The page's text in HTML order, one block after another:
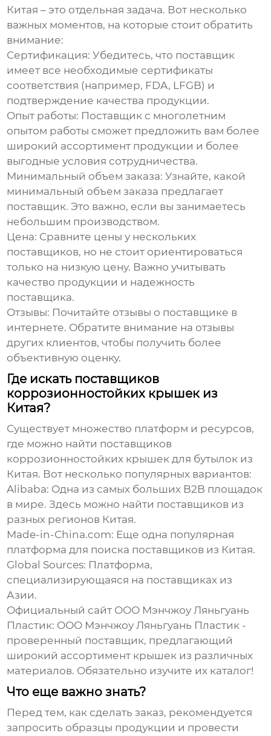
Китая – это отдельная задача. Вот несколько
важных моментов, на которые стоит обратить
внимание:
Сертификация: Убедитесь, что поставщик
имеет все необходимые сертификаты
соответствия (например, FDA, LFGB) и
подтверждение качества продукции.
Опыт работы: Поставщик с многолетним
опытом работы сможет предложить вам более
широкий ассортимент продукции и более
выгодные условия сотрудничества.
Минимальный объем заказа: Узнайте, какой
минимальный объем заказа предлагает
поставщик. Это важно, если вы занимаетесь
небольшим производством.
Цена: Сравните цены у нескольких
поставщиков, но не стоит ориентироваться
только на низкую цену. Важно учитывать
качество продукции и надежность
поставщика.
Отзывы: Почитайте отзывы о поставщике в
интернете. Обратите внимание на отзывы
других клиентов, чтобы получить более
объективную оценку.
Где искать поставщиков
коррозионностойких крышек из
Китая?
Существует множество платформ и ресурсов,
где можно найти поставщиков
коррозионностойких крышек для бутылок из
Китая. Вот несколько популярных вариантов:
Alibaba: Одна из самых больших B2B площадок
в мире. Здесь можно найти поставщиков из
разных регионов Китая.
Made-in-China.com: Еще одна популярная
платформа для поиска поставщиков из Китая.
Global Sources: Платформа,
специализирующаяся на поставщиках из
Азии.
Официальный сайт ООО Мэнчжоу Ляньгуань
Пластик: ООО Мэнчжоу Ляньгуань Пластик -
проверенный поставщик, предлагающий
широкий ассортимент крышек из различных
материалов. Обязательно изучите их каталог!
Что еще важно знать?
Перед тем, как сделать заказ, рекомендуется
запросить образцы продукции и провести